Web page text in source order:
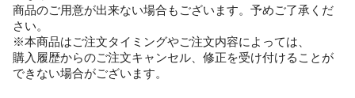
商品のご用意が出来ない場合もございます。予めご了承くだ
さい。
※本商品はご注文タイミングやご注文内容によっては、
購入履歴からのご注文キャンセル、修正を受け付けることが
できない場合がございます。